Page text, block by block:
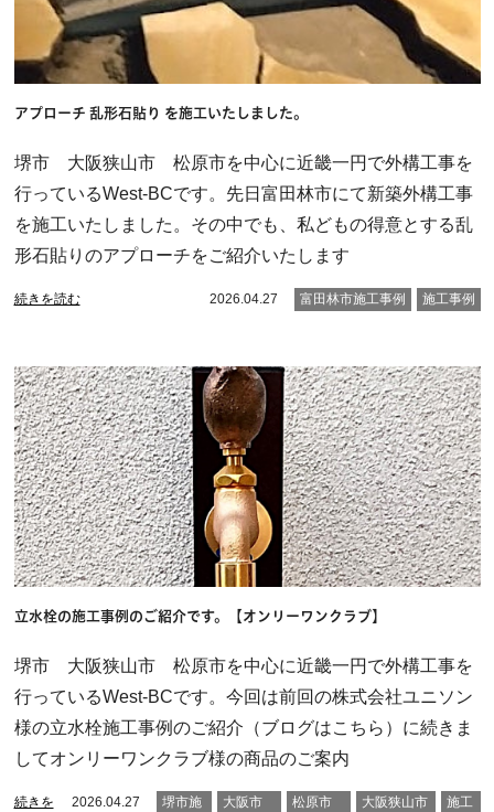
アプローチ 乱形石貼り を施工いたしました。
堺市 大阪狭山市 松原市を中心に近畿一円で外構工事を
行っているWest-BCです。先日富田林市にて新築外構工事
を施工いたしました。その中でも、私どもの得意とする乱
形石貼りのアプローチをご紹介いたします
続きを読む 2026.04.27 富田林市施工事例 施工事例
立水栓の施工事例のご紹介です。【オンリーワンクラブ】
堺市 大阪狭山市 松原市を中心に近畿一円で外構工事を
行っているWest-BCです。今回は前回の株式会社ユニソン
様の立水栓施工事例のご紹介（ブログはこちら）に続きま
してオンリーワンクラブ様の商品のご案内
続きを
2026.04.27
堺市施
大阪市
松原市
大阪狭山市
施工